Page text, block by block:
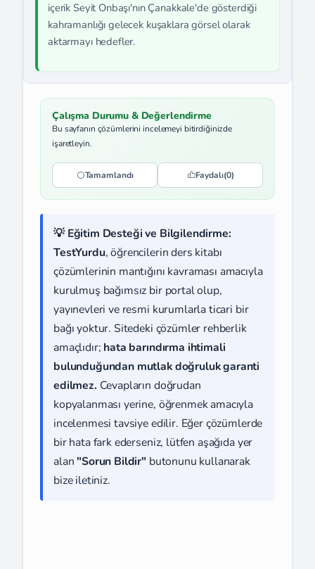
içerik Seyit Onbaşı'nın Çanakkale'de gösterdiği
kahramanlığı gelecek kuşaklara görsel olarak
aktarmayı hedefler.
Çalışma Durumu & Değerlendirme
Bu sayfanın çözümlerini incelemeyi bitirdiğinizde
işaretleyin.
Tamamlandı Faydalı(0)
💡 Eğitim Desteği ve Bilgilendirme:
TestYurdu, öğrencilerin ders kitabı
çözümlerinin mantığını kavraması amacıyla
kurulmuş bağımsız bir portal olup,
yayınevleri ve resmi kurumlarla ticari bir
bağı yoktur. Sitedeki çözümler rehberlik
amaçlıdır; hata barındırma ihtimali
bulunduğundan mutlak doğruluk garanti
edilmez. Cevapların doğrudan
kopyalanması yerine, öğrenmek amacıyla
incelenmesi tavsiye edilir. Eğer çözümlerde
bir hata fark ederseniz, lütfen aşağıda yer
alan "Sorun Bildir" butonunu kullanarak
bize iletiniz.